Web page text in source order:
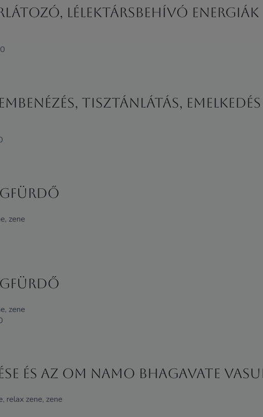
lélektársbehívó energiák
tisztánlátás,
zene
zene
és az Om Namo Bhagavate
relax zene, zene